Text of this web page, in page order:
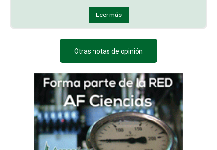
Leer más
Otras notas de opinión